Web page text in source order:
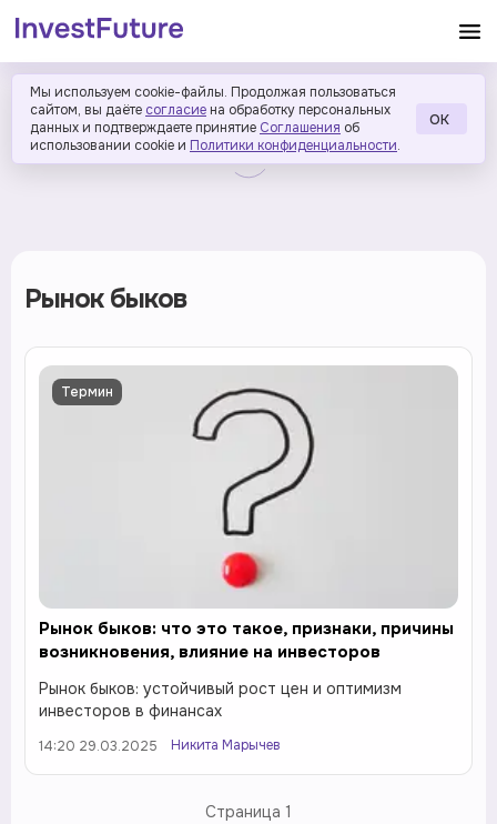
Мы используем cookie-файлы. Продолжая пользоваться
сайтом, вы даёте согласие на обработку персональных
данных и подтверждаете принятие Соглашения об
использовании cookie и Политики конфиденциальности.
ОК
Рынок быков
Термин
Рынок быков: что это такое, признаки, причины
возникновения, влияние на инвесторов
Рынок быков: устойчивый рост цен и оптимизм
инвесторов в финансах
14:20 29.03.2025 Никита Марычев
Страница 1